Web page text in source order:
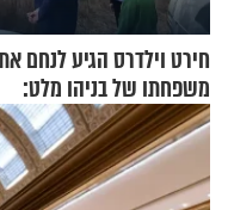
חירט וילדרס הגיע לנחם
משפחתו של בניהו מלט:
"מיליונים באירופה תומכים
בכם"